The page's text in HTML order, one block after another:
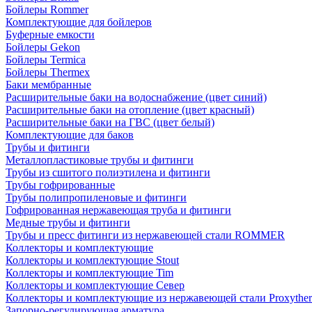
Бойлеры Rommer
Комплектующие для бойлеров
Буферные емкости
Бойлеры Gekon
Бойлеры Termica
Бойлеры Thermex
Баки мембранные
Расширительные баки на водоснабжение (цвет синий)
Расширительные баки на отопление (цвет красный)
Расширительные баки на ГВС (цвет белый)
Комплектующие для баков
Трубы и фитинги
Металлопластиковые трубы и фитинги
Трубы из сшитого полиэтилена и фитинги
Трубы гофрированные
Трубы полипропиленовые и фитинги
Гофрированная нержавеющая труба и фитинги
Медные трубы и фитинги
Трубы и пресс фитинги из нержавеющей стали ROMMER
Коллекторы и комплектующие
Коллекторы и комплектующие Stout
Коллекторы и комплектующие Tim
Коллекторы и комплектующие Север
Коллекторы и комплектующие из нержавеющей стали